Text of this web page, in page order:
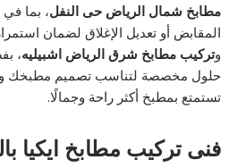
مطابخ شمال الرياض حى النفل، بما في
المقابض أو تعديل الإغلاق لضمان
وتركيب مطابخ شرق الرياض اشبيليه،
حلول مخصصة لتناسب تصميم مطبخك
تستمتع بمطبخ أكثر راحة وجمالًا.
فنى تركيب مطابخ ايكيا